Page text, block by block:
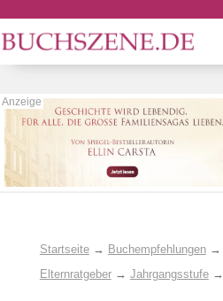
Startseite→ Buchempfehlungen→
Elternratgeber→ Jahrgangsstufe→